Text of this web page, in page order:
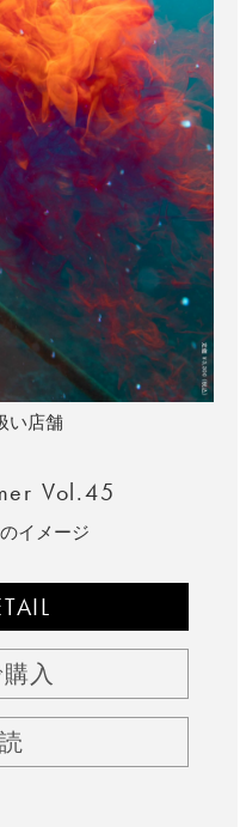
い店舗
Vol.45
イメージ
入